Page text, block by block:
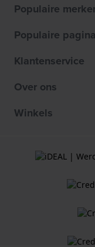
Populaire
Populaire
Klantenservice
Over ons
Winkels